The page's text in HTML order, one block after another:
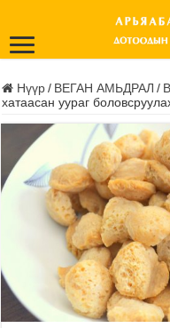
Нүүр / ВЕГАН АМЬДРАЛ /
хатаасан уураг